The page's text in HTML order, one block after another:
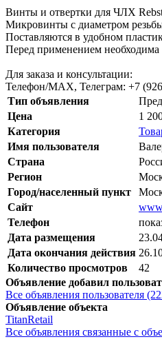
Винты и отвертки для ЧЛХ
Микровинты с диаметром
Поставляются в удобном
Перед применением необходима
Для заказа и консультации:
Телефон/МАХ, Телеграм: +7
Тип объявления
Цена
1
Категория
Имя пользователя
Страна
Регион
Город/населенный пункт
Сайт
Телефон
Дата размещения
Дата окончания действия
Количество просмотров
42
Объявление добавил
Все объявления пользователя
Объявление объекта
TitanRetail
Все объявления связанные с